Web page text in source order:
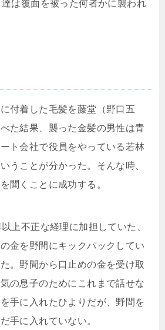
は覆面を被った何者かに襲われ
付着した毛髪を藤堂（野口五
た結果、襲った金髪の男性は青
ト会社で役員をやっている若林
うことが分かった。そんな時、
聞くことに成功する。
上不正な経理に加担していた、
金を野間にキックパックしてい
。野間から口止めの金を受け取
の息子のためにこれまで話せな
手に入れたひよりだが、野間を
手に入れていない。